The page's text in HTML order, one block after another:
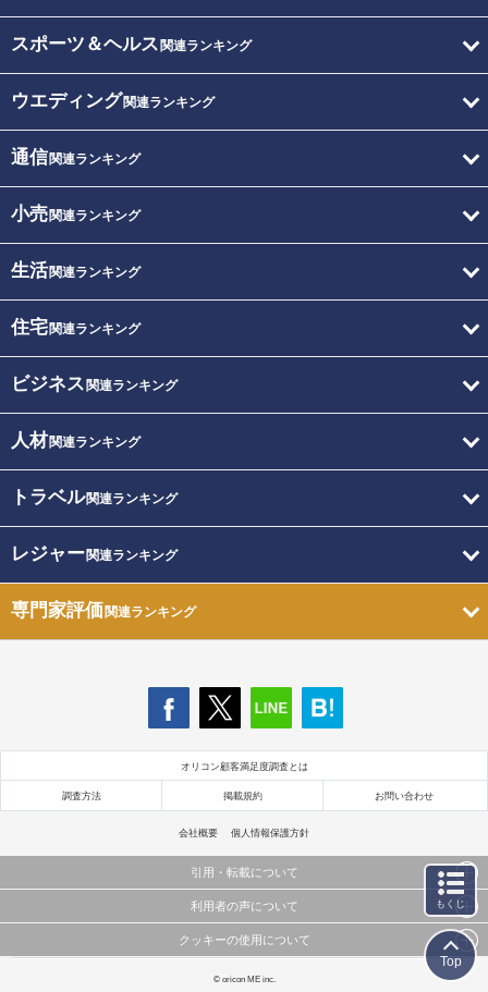
スポーツ＆ヘルス 関連ランキング
ウエディング関連ランキング
通信関連ランキング
小売関連ランキング
生活関連ランキング
住宅関連ランキング
ビジネス 関連ランキング
人材関連ランキング
トラベル関連ランキング
レジャー関連ランキング
専門家評価関連ランキング
オリコン顧客満足度調査とは
調査方法 掲載規約 お問い合わせ
会社概要 個人情報保護方針
引用・転載について
当サイトで公開されている情報（文字、写真、イラスト、画像データ等）及びこれらの配置・
これらの情報を権利者の許可なく無断転載・複製などの二次利用を行うことは固く禁じており
利用者の声について
当サイトに掲載している内容はすべてサービスの利用者が提出された見解・感想です。
弊社の見解・ 意見ではないことをご理解いただいた上でご覧ください。
クッキーの使用について
このサイトでは Cookie を使用して、ユーザーに合わせたコンテンツや広告の表示、ソーシャル
© oricon ME inc.
もくじ
Top